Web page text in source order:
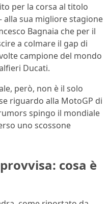
per la corsa al titolo
alla sua migliore stagione
Bagnaia che per il
a colmare il gap di
campione del mondo
Ducati.
però, non è il solo
riguardo alla MotoGP di
spingo il mondiale
uno scossone
cosa è